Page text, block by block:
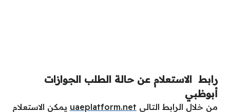
رابط الاستعلام عن حالة الطلب الجوازات
أبوظبي
من خلال الرابط التالي uaeplatform.net يمكن الاستعلام